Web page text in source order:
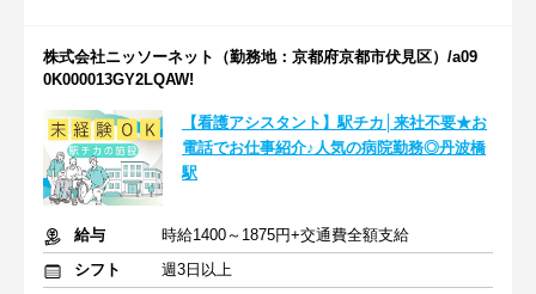
株式会社ニッソーネット（勤務地：京都府京都市伏見区）/a09
0K000013GY2LQAW!
【看護アシスタント】駅チカ│来社不要★お
電話でお仕事紹介♪人気の病院勤務◎丹波橋
駅
給与
時給1400～1875円+交通費全額支給
シフト
週3日以上